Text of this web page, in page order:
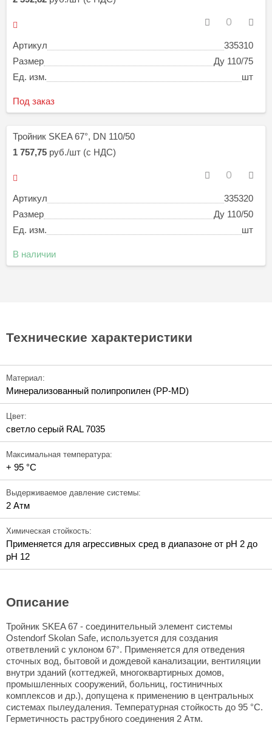
Артикул
335310
Размер
Ду 110/75
Ед. изм.
шт
Под заказ
Тройник SKEA 67°, DN 110/50
Артикул
335320
Размер
Ду 110/50
Ед. изм.
шт
1 757,75 руб./шт (с НДС)
В наличии
Технические характеристики
Материал:
Минерализованный полипропилен (PP-MD)
Цвет:
светло серый RAL 7035
Максимальная температура:
+ 95 °C
Выдерживаемое давление системы:
2 Атм
Химическая стойкость:
Применяется для агрессивных сред в диапазоне от pH 2 до
pH 12
Описание
Тройник SKEA 67 - соединительный элемент системы
Ostendorf Skolan Safe, используется для создания
ответвлений с уклоном 67°. Применяется для отведения
сточных вод, бытовой и дождевой канализации, вентиляции
внутри зданий (коттеджей, многоквартирных домов,
промышленных сооружений, больниц, гостиничных
комплексов и др.), допущена к применению в центральных
системах пылеудаления. Температурная стойкость до 95 °C.
Герметичность раструбного соединения 2 Атм.